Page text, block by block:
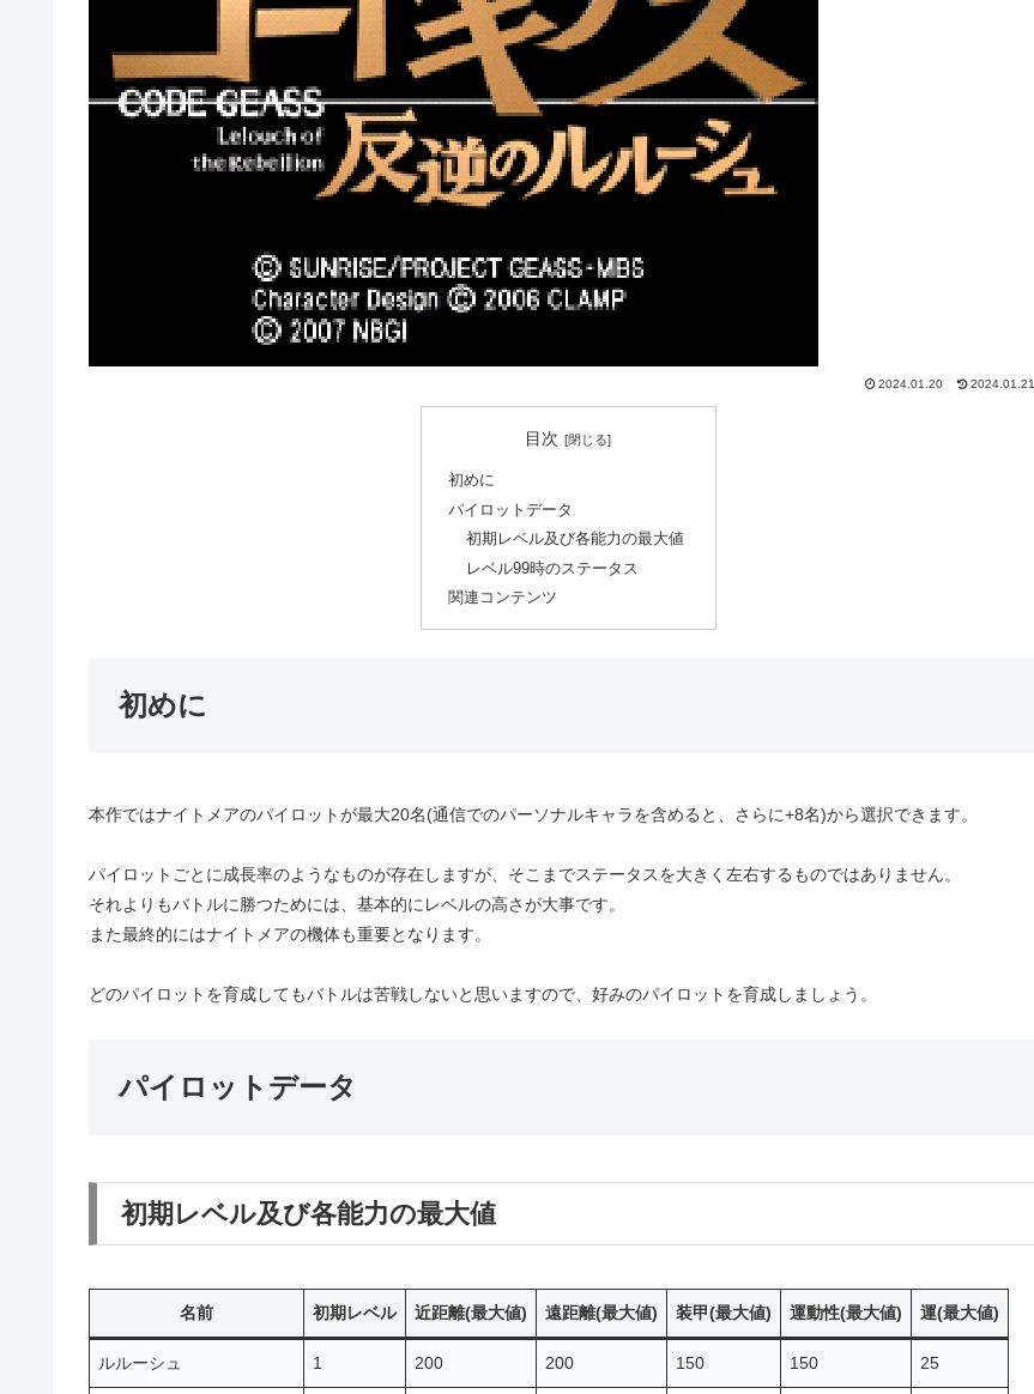
2024.01.20 2024.01.21
目次
初めに
パイロットデータ
初期レベル及び各能力の最大値
レベル99時のステータス
関連コンテンツ
初めに
本作ではナイトメアのパイロットが最大20名(通信でのパーソナルキャラを含めると、さらに+8名)から選択できます。
パイロットごとに成長率のようなものが存在しますが、そこまでステータスを大きく左右するものではありません。
それよりもバトルに勝つためには、基本的にレベルの高さが大事です。
また最終的にはナイトメアの機体も重要となります。
どのパイロットを育成してもバトルは苦戦しないと思いますので、好みのパイロットを育成しましょう。
パイロットデータ
初期レベル及び各能力の最大値
名前 初期レベル 近距離(最大値) 遠距離(最大値) 装甲(最大値) 運動性(最大値) 運(最大値)
ルルーシュ 1 200 200 150 150 25